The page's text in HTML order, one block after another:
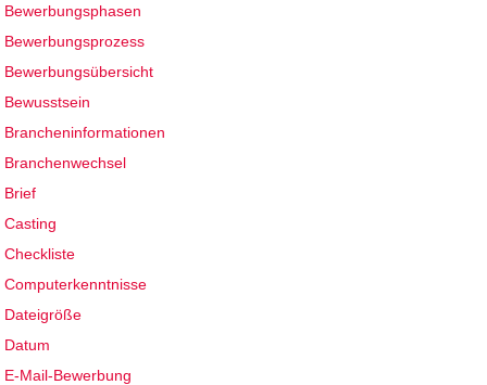
Bewerbungsphasen
Bewerbungsprozess
Bewerbungsübersicht
Bewusstsein
Brancheninformationen
Branchenwechsel
Brief
Casting
Checkliste
Computerkenntnisse
Dateigröße
Datum
E-Mail-Bewerbung